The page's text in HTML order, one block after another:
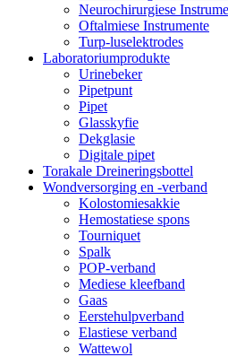
Neurochirurgiese
Oftalmiese Instrumente
Turp-luselektrodes
Laboratoriumprodukte
Urinebeker
Pipetpunt
Pipet
Glasskyfie
Dekglasie
Digitale pipet
Torakale Dreineringsbottel
Wondversorging en -verband
Kolostomiesakkie
Hemostatiese spons
Tourniquet
Spalk
POP-verband
Mediese kleefband
Gaas
Eerstehulpverband
Elastiese verband
Wattewol